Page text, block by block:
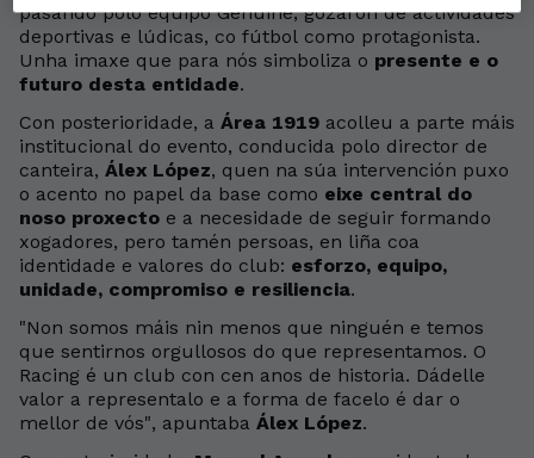
pasando polo equipo Genuine, gozaron de actividades
deportivas e lúdicas, co fútbol como protagonista.
Unha imaxe que para nós simboliza o presente e o
futuro desta entidade.
Con posterioridade, a Área 1919 acolleu a parte máis
institucional do evento, conducida polo director de
canteira, Álex López, quen na súa intervención puxo
o acento no papel da base como eixe central do
noso proxecto e a necesidade de seguir formando
xogadores, pero tamén persoas, en liña coa
identidade e valores do club: esforzo, equipo,
unidade, compromiso e resiliencia.
"Non somos máis nin menos que ninguén e temos
que sentirnos orgullosos do que representamos. O
Racing é un club con cen anos de historia. Dádelle
valor a representalo e a forma de facelo é dar o
mellor de vós", apuntaba Álex López.